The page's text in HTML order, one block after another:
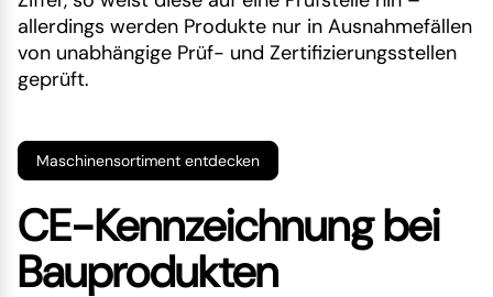
allerdings werden Produkte nur in Ausnahmefällen
von unabhängige Prüf- und Zertifizierungsstellen
geprüft.
Maschinensortiment entdecken
CE-Kennzeichnung bei
Bauprodukten